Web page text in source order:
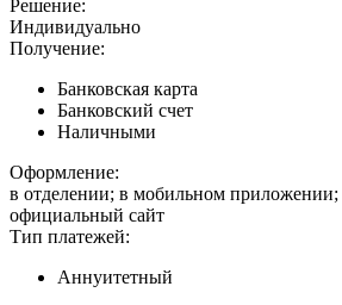
Решение:
Индивидуально
Получение:
Банковская карта
Банковский счет
Наличными
Оформление:
в отделении; в мобильном приложении;
официальный сайт
Тип платежей:
Аннуитетный